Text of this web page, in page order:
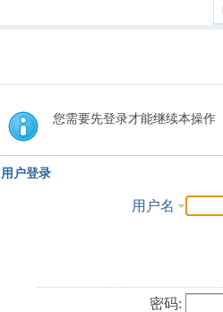
您需要先登录才能继续本操作
用户登录
用户名
密码: